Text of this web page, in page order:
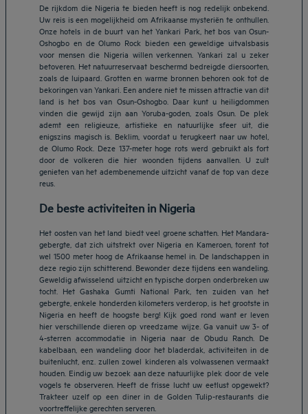
De rijkdom die Nigeria te bieden heeft is nog redelijk onbekend.
Uw reis is een mogelijkheid om Afrikaanse mysteriën te onthullen.
Onze hotels in de buurt van het Yankari Park, het bos van Osun-
Oshogbo en de Olumo Rock bieden een geweldige uitvalsbasis
voor mensen die Nigeria willen verkennen. Yankari zal u zeker
betoveren. Het natuurreservaat beschermd bedreigde diersoorten,
zoals de luipaard. Grotten en warme bronnen behoren ook tot de
bekoringen van Yankari. Een andere niet te missen attractie van dit
land is het bos van Osun-Oshogbo. Daar kunt u heiligdommen
vinden die gewijd zijn aan Yoruba-goden, zoals Osun. De plek
ademt een religieuze, artistieke en natuurlijke sfeer uit, die
enigszins magisch is. Beklim, voordat u terugkeert naar uw hotel,
de Olumo Rock. Deze 137-meter hoge rots werd gebruikt als fort
door de volkeren die hier woonden tijdens aanvallen. U zult
genieten van het adembenemende uitzicht vanaf de top van deze
reus.
De beste activiteiten in Nigeria
Het oosten van het land biedt veel groene schatten. Het Mandara-
gebergte, dat zich uitstrekt over Nigeria en Kameroen, torent tot
wel 1500 meter hoog de Afrikaanse hemel in. De landschappen in
deze regio zijn schitterend. Bewonder deze tijdens een wandeling.
Geweldig afwisselend uitzicht en typische dorpen onderbreken uw
tocht. Het Gashaka Gumti National Park, ten zuiden van het
gebergte, enkele honderden kilometers verderop, is het grootste in
Nigeria en heeft de hoogste berg! Kijk goed rond want er leven
hier verschillende dieren op vreedzame wijze. Ga vanuit uw 3- of
4-sterren accommodatie in Nigeria naar de Obudu Ranch. De
kabelbaan, een wandeling door het bladerdak, activiteiten in de
buitenlucht, enz. zullen zowel kinderen als volwassenen vermaakt
houden. Eindig uw bezoek aan deze natuurlijke plek door de vele
vogels te observeren. Heeft de frisse lucht uw eetlust opgewekt?
Trakteer uzelf op een diner in de Golden Tulip-restaurants die
voortreffelijke gerechten serveren.
Hotels in Breda
Hotels in Helmond
Hotels in Eindhoven